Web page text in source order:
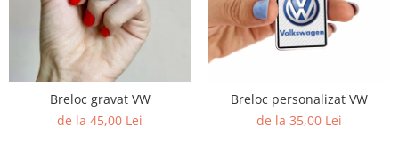
Breloc gravat VW
de la 45,00 Lei
Breloc personalizat VW
de la 35,00 Lei